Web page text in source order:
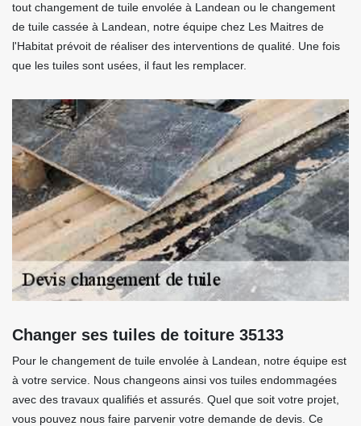
tout changement de tuile envolée à Landean ou le changement
de tuile cassée à Landean, notre équipe chez Les Maitres de
l'Habitat prévoit de réaliser des interventions de qualité. Une fois
que les tuiles sont usées, il faut les remplacer.
Changer ses tuiles de toiture 35133
Pour le changement de tuile envolée à Landean, notre équipe est
à votre service. Nous changeons ainsi vos tuiles endommagées
avec des travaux qualifiés et assurés. Quel que soit votre projet,
vous pouvez nous faire parvenir votre demande de devis. Ce